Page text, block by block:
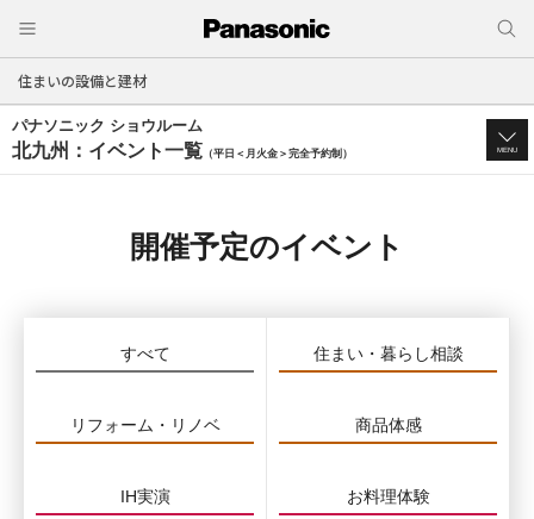
住まいの設備と建材
パナソニック ショウルーム
北九州：イベント一覧 （平日＜月火金＞完全予約制） MENU
開催予定のイベント
すべて 住まい・暮らし相談
リフォーム・リノベ 商品体感
IH実演 お料理体験